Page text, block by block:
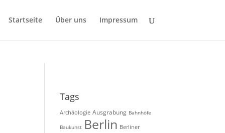
Startseite Über uns Impressum
Tags
Archäologie Ausgrabung Bahnhöfe
Baukunst Berlin Berliner